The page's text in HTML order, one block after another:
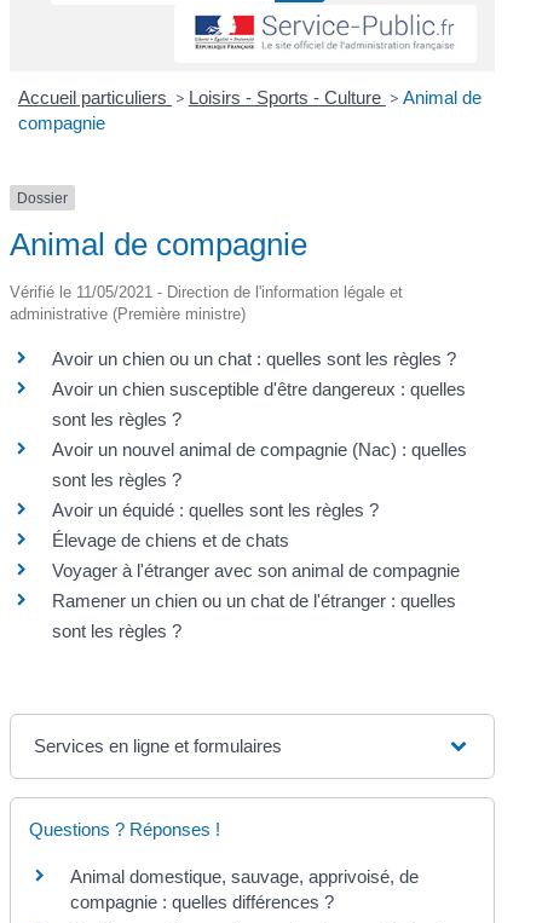
Accueil particuliers > Loisirs - Sports - Culture > Animal de
compagnie
Dossier
Animal de compagnie
Vérifié le 11/05/2021 - Direction de l'information légale et
administrative (Première ministre)
Avoir un chien ou un chat : quelles sont les règles ?
Avoir un chien susceptible d'être dangereux : quelles
sont les règles ?
Avoir un nouvel animal de compagnie (Nac) : quelles
sont les règles ?
Avoir un équidé : quelles sont les règles ?
Élevage de chiens et de chats
Voyager à l'étranger avec son animal de compagnie
Ramener un chien ou un chat de l'étranger : quelles
sont les règles ?
Services en ligne et formulaires
Questions ? Réponses !
Animal domestique, sauvage, apprivoisé, de
compagnie : quelles différences ?